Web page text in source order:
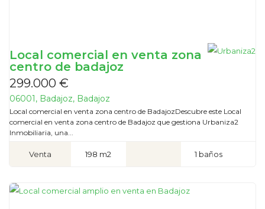
Local comercial en venta zona
centro de badajoz
299.000 €
06001, Badajoz, Badajoz
Local comercial en venta zona centro de BadajozDescubre este Local
comercial en venta zona centro de Badajoz que gestiona Urbaniza2
Inmobiliaria, una...
Venta 198 m2 1 baños